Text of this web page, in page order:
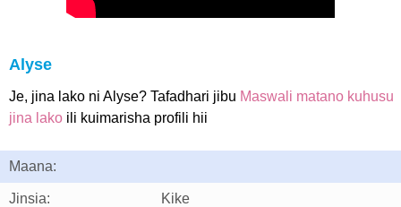
Alyse
Je, jina lako ni Alyse? Tafadhari jibu Maswali matano kuhusu
jina lako ili kuimarisha profili hii
Maana:
Jinsia: Kike